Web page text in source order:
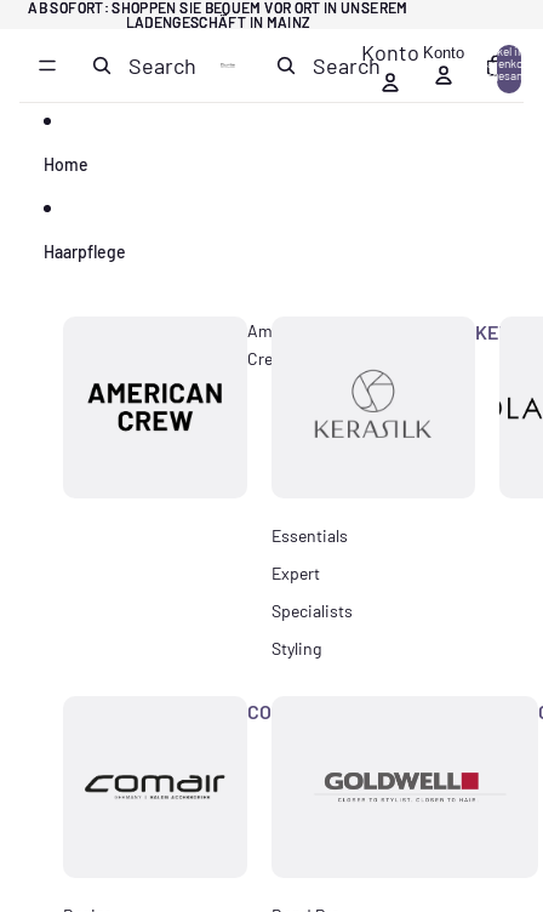
AB SOFORT: SHOPPEN SIE BEQUEM VOR ORT IN UNSEREM
LADENGESCHÄFT IN MAINZ
AB SOFORT: SHOPPEN SIE BEQUEM VOR ORT IN UNSEREM
LADENGESCHÄFT IN MAINZ
Search SearchKonto Konto
Artikel im
Warenkorb
insgesamt:
Home
Haarpflege
American
Crew
Essentials
Expert
Specialists
Styling
COMAIR